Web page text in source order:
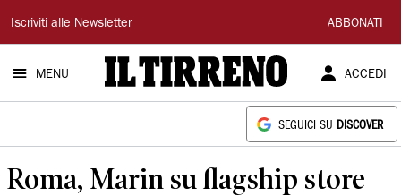
Il
Tirreno
Iscriviti alle Newsletter ABBONATI
MENU ACCEDI
SEGUICI SU DISCOVER
Roma, Marin su flagship store